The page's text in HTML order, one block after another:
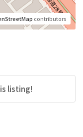
contributors
listing!